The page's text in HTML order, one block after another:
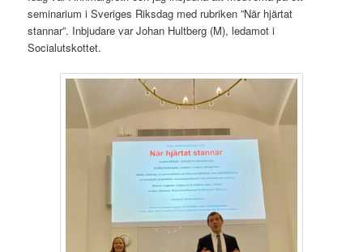
seminarium i Sveriges Riksdag med rubriken ”När hjärtat
stannar”. Inbjudare var Johan Hultberg (M), ledamot i
Socialutskottet.